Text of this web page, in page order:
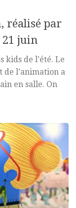
réalisé par
21 juin
kids de l’été. Le
de l’animation a
en salle. On